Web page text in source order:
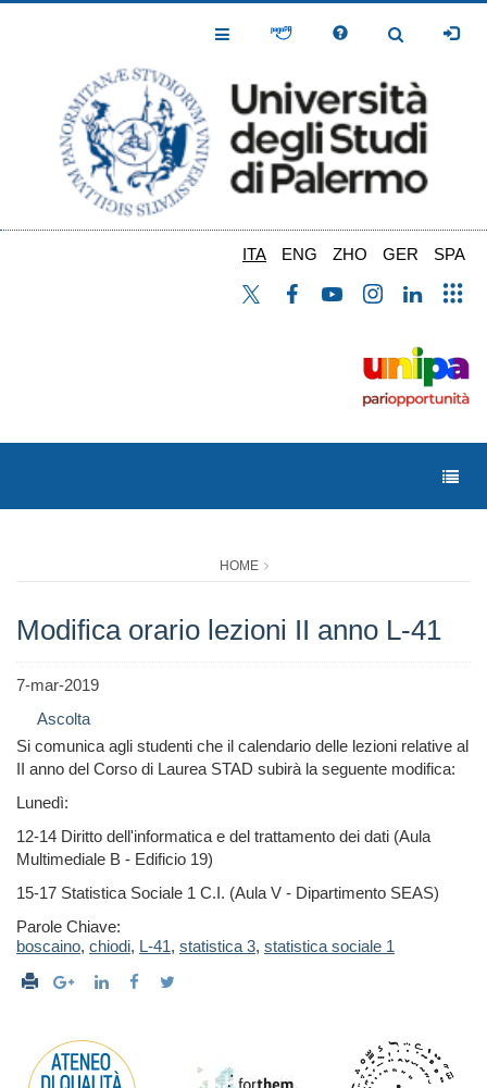
Toggle
Toggle
ITA ENG ZHO GER SPA
HOME
Modifica orario lezioni II anno L-41
7-mar-2019
Ascolta
Si comunica agli studenti che il calendario delle lezioni relative al
II anno del Corso di Laurea STAD subirà la seguente modifica:
Lunedì:
12-14 Diritto dell'informatica e del trattamento dei dati (Aula
Multimediale B - Edificio 19)
15-17 Statistica Sociale 1 C.I. (Aula V - Dipartimento SEAS)
Parole Chiave:
boscaino, chiodi, L-41, statistica 3, statistica sociale 1